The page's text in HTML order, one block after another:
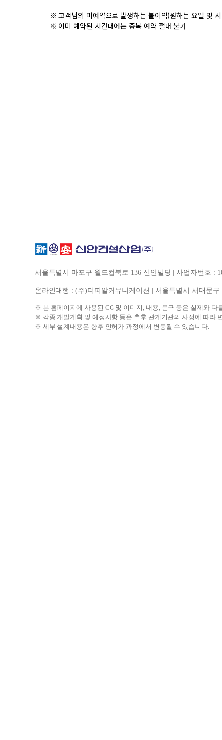
※ 고객님의 미예약으로 발생하는 불이익(원하는 요일 및
※ 이미 예약된 시간대에는 중복 예약 절대 불가
서울특별시 마포구 월드컵북로 136 신안빌딩 | 사업자번호 :
온라인대행 : (주)더피알커뮤니케이션 | 서울특별시 서대문
※ 본 홈페이지에 사용된 CG 및 이미지, 내용, 문구 등은 실제와 다
※ 각종 개발계획 및 예정사항 등은 추후 관계기관의 사정에 따라
※ 세부 설계내용은 향후 인허가 과정에서 변동될 수 있습니다.